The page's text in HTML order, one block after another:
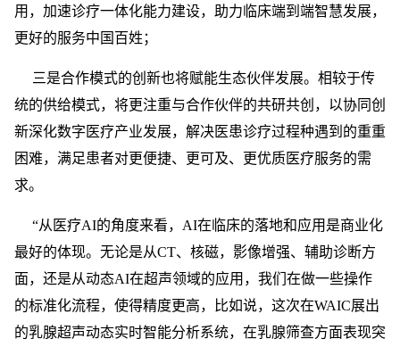
用，加速诊疗一体化能力建设，助力临床端到端智慧发展，
更好的服务中国百姓；
三是合作模式的创新也将赋能生态伙伴发展。相较于传
统的供给模式，将更注重与合作伙伴的共研共创，以协同创
新深化数字医疗产业发展，解决医患诊疗过程种遇到的重重
困难，满足患者对更便捷、更可及、更优质医疗服务的需
求。
“从医疗AI的角度来看，AI在临床的落地和应用是商业化
最好的体现。无论是从CT、核磁，影像增强、辅助诊断方
面，还是从动态AI在超声领域的应用，我们在做一些操作
的标准化流程，使得精度更高，比如说，这次在WAIC展出
的乳腺超声动态实时智能分析系统，在乳腺筛查方面表现突